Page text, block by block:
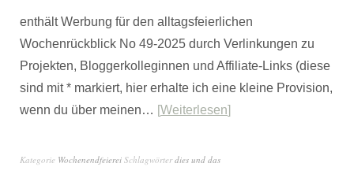
enthält Werbung für den alltagsfeierlichen
Wochenrückblick No 49-2025 durch Verlinkungen zu
Projekten, Bloggerkolleginnen und Affiliate-Links (diese
sind mit * markiert, hier erhalte ich eine kleine Provision,
wenn du über meinen… Weiterlesen
Kategorie Wochenendfeierei Schlagwörterdies und das